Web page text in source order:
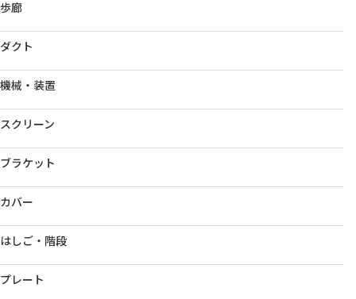
歩廊
ダクト
機械・装置
スクリーン
ブラケット
カバー
はしご・階段
プレート